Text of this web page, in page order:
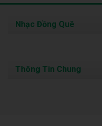
Nhạc Đồng Quê
Thông Tin Chung